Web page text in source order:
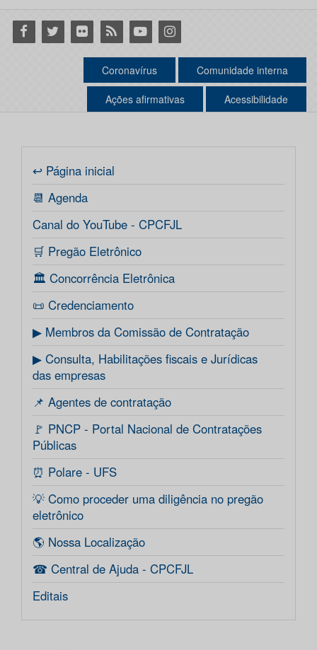
Facebook
Twitter Flickr RSS YoutubeInstagram
Coronavírus Comunidade interna
Ações afirmativas Acessibilidade
↩ Página inicial
📆 Agenda
Canal do YouTube - CPCFJL
🛒 Pregão Eletrônico
🏛️ Concorrência Eletrônica
📜 Credenciamento
▶ Membros da Comissão de Contratação
▶ Consulta, Habilitações fiscais e Jurídicas
das empresas
📌 Agentes de contratação
🚩 PNCP - Portal Nacional de Contratações
Públicas
⏰ Polare - UFS
💡 Como proceder uma diligência no pregão
eletrônico
🌎 Nossa Localização
☎ Central de Ajuda - CPCFJL
Editais